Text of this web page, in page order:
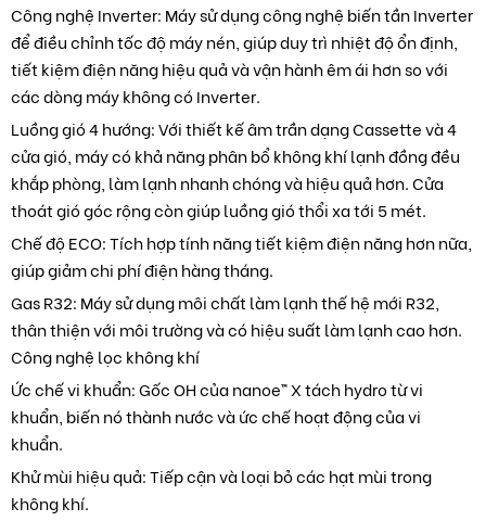
Công nghệ Inverter: Máy sử dụng công nghệ biến tần Inverter
để điều chỉnh tốc độ máy nén, giúp duy trì nhiệt độ ổn định,
tiết kiệm điện năng hiệu quả và vận hành êm ái hơn so với
các dòng máy không có Inverter.
Luồng gió 4 hướng: Với thiết kế âm trần dạng Cassette và 4
cửa gió, máy có khả năng phân bổ không khí lạnh đồng đều
khắp phòng, làm lạnh nhanh chóng và hiệu quả hơn. Cửa
thoát gió góc rộng còn giúp luồng gió thổi xa tới 5 mét.
Chế độ ECO: Tích hợp tính năng tiết kiệm điện năng hơn nữa,
giúp giảm chi phí điện hàng tháng.
Gas R32: Máy sử dụng môi chất làm lạnh thế hệ mới R32,
thân thiện với môi trường và có hiệu suất làm lạnh cao hơn.
Công nghệ lọc không khí
Ức chế vi khuẩn: Gốc OH của nanoe™ X tách hydro từ vi
khuẩn, biến nó thành nước và ức chế hoạt động của vi
khuẩn.
Khử mùi hiệu quả: Tiếp cận và loại bỏ các hạt mùi trong
không khí.